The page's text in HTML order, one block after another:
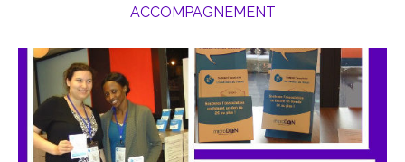
ACCOMPAGNEMENT